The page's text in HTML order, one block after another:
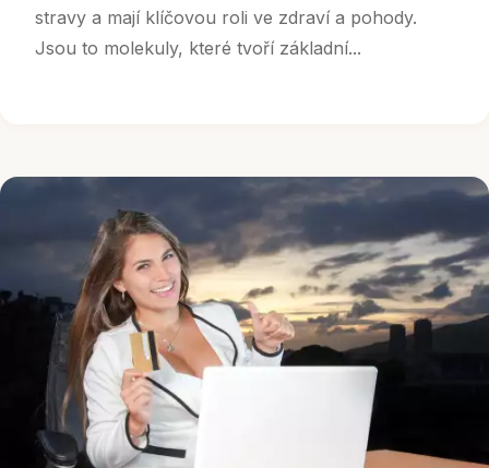
stravy a mají klíčovou roli ve zdraví a pohody.
Jsou to molekuly, které tvoří základní...